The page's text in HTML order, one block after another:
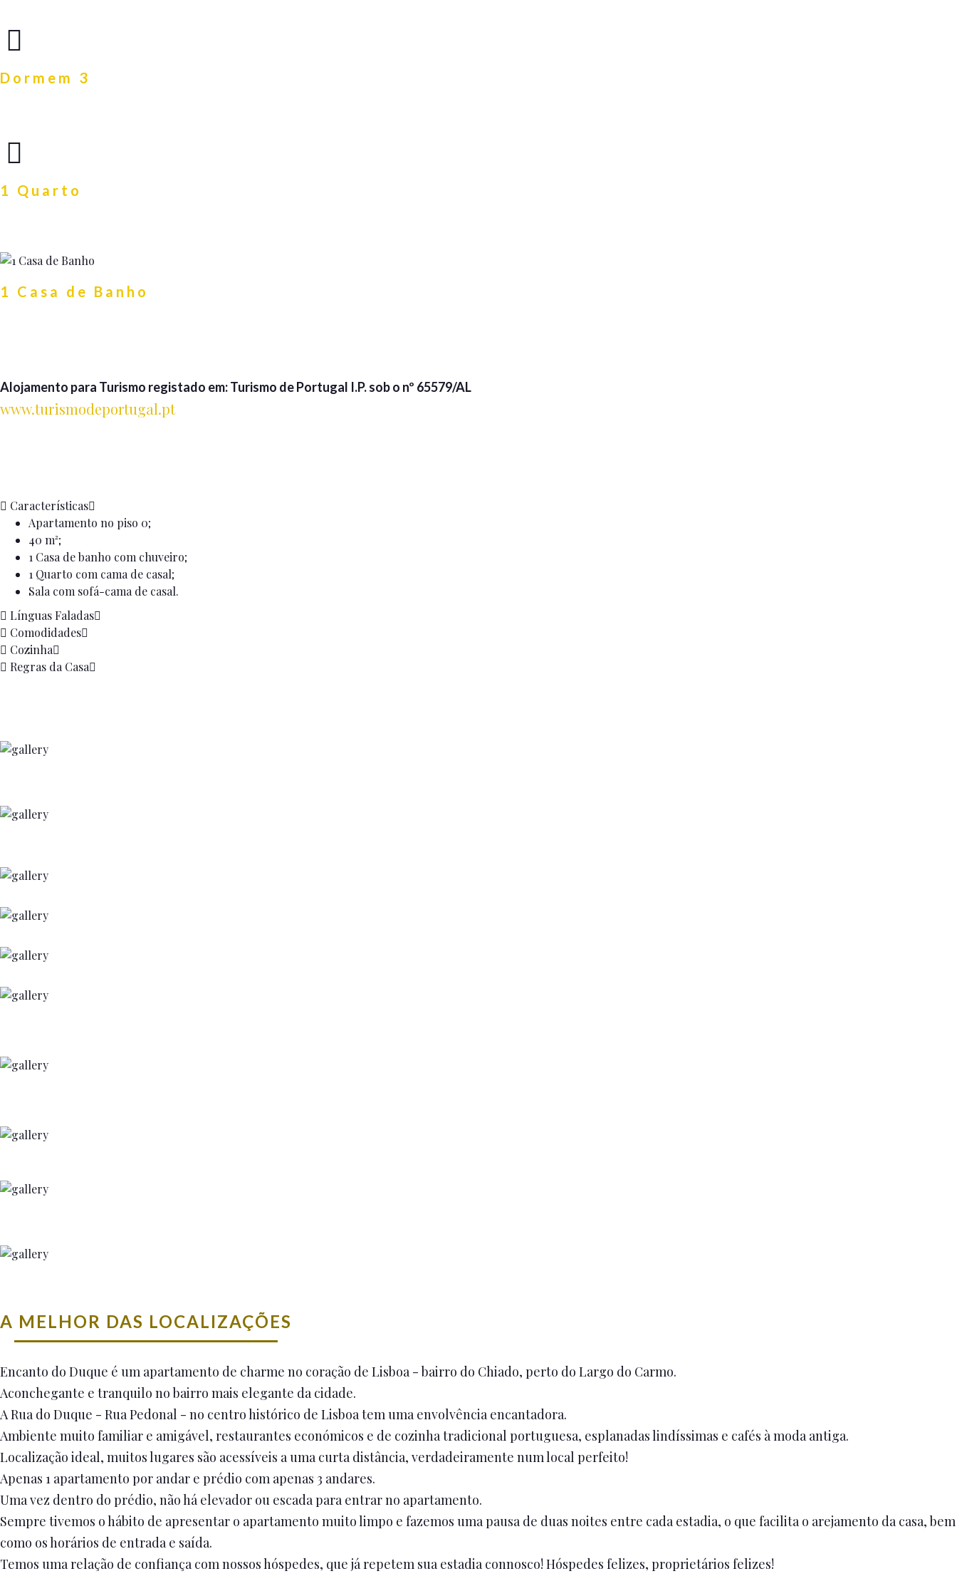
Dormem 3
1 Quarto
1 Casa de Banho
Alojamento para Turismo registado em: Turismo de Portugal I.P. sob o nº 65579/AL
www.turismodeportugal.pt
Características
Apartamento no piso 0;
40 m²;
1 Casa de banho com chuveiro;
1 Quarto com cama de casal;
Sala com sofá-cama de casal.
Línguas Faladas
Comodidades
Cozinha
Regras da Casa
A MELHOR DAS LOCALIZAÇÕES
Encanto do Duque é um apartamento de charme no coração de Lisboa - bairro do Chiado, perto do Largo do Carmo.
Aconchegante e tranquilo no bairro mais elegante da cidade.
A Rua do Duque - Rua Pedonal - no centro histórico de Lisboa tem uma envolvência encantadora.
Ambiente muito familiar e amigável, restaurantes económicos e de cozinha tradicional portuguesa, esplanadas lindíssimas e cafés à moda antiga.
Localização ideal, muitos lugares são acessíveis a uma curta distância, verdadeiramente num local perfeito!
Apenas 1 apartamento por andar e prédio com apenas 3 andares.
Uma vez dentro do prédio, não há elevador ou escada para entrar no apartamento.
Sempre tivemos o hábito de apresentar o apartamento muito limpo e fazemos uma pausa de duas noites entre cada estadia, o que facilita o arejamento da casa, bem
como os horários de entrada e saída.
Temos uma relação de confiança com nossos hóspedes, que já repetem sua estadia connosco! Hóspedes felizes, proprietários felizes!